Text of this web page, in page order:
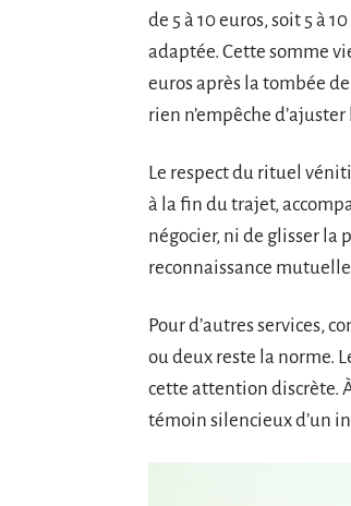
de 5 à 10 euros, soit 5 à
adaptée. Cette somme
euros après la tombée
rien n’empêche
Le respect du rituel
à la fin du trajet,
négocier, ni de glisser la
reconnaissance
Pour d’autres services,
ou deux reste la norme.
cette attention discrète.
témoin silencieux d’un